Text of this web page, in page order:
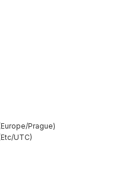
Europe/Prague
Etc/UTC